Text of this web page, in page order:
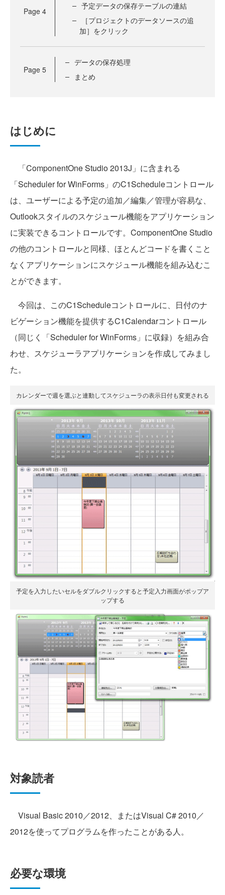
Page 4
予定データの保存テーブルの連結
［プロジェクトのデータソースの追
加］をクリック
Page 5
データの保存処理
まとめ
はじめに
「ComponentOne Studio 2013J」に含まれる
「Scheduler for WinForms」のC1Scheduleコントロール
は、ユーザーによる予定の追加／編集／管理が容易な、
Outlookスタイルのスケジュール機能をアプリケーション
に実装できるコントロールです。ComponentOne Studio
の他のコントロールと同様、ほとんどコードを書くこと
なくアプリケーションにスケジュール機能を組み込むこ
とができます。
今回は、このC1Scheduleコントロールに、日付のナ
ビゲーション機能を提供するC1Calendarコントロール
（同じく「Scheduler for WinForms」に収録）を組み合
わせ、スケジューラアプリケーションを作成してみまし
た。
カレンダーで週を選ぶと連動してスケジューラの表示日付も変更される
予定を入力したいセルをダブルクリックすると予定入力画面がポップア
ップする
対象読者
Visual Basic 2010／2012、またはVisual C# 2010／
2012を使ってプログラムを作ったことがある人。
必要な環境